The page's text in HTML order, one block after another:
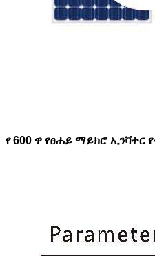
የ 600 ዋ የፀሐይ ማይክሮ